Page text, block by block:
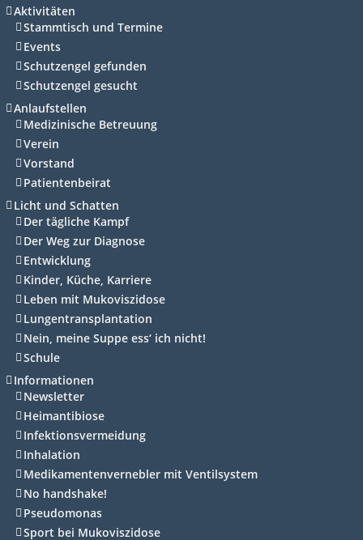
Aktivitäten
Stammtisch und Termine
Events
Schutzengel gefunden
Schutzengel gesucht
Anlaufstellen
Medizinische Betreuung
Verein
Vorstand
Patientenbeirat
Licht und Schatten
Der tägliche Kampf
Der Weg zur Diagnose
Entwicklung
Kinder, Küche, Karriere
Leben mit Mukoviszidose
Lungentransplantation
Nein, meine Suppe ess‘ ich nicht!
Schule
Informationen
Newsletter
Heimantibiose
Infektionsvermeidung
Inhalation
Medikamentenvernebler mit Ventilsystem
No handshake!
Pseudomonas
Sport bei Mukoviszidose